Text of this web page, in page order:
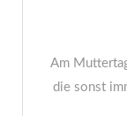
Am
die sonst